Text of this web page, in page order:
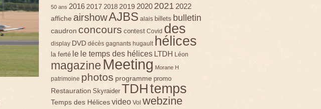
50 ans 2016 2017 2018 2019 2020 2021 2022
affiche airshowAJBS alais billets bulletin
caudron concours contest Covid des
display DVD décès gagnants hugault hélices
la ferté le le temps des hélices LTDH Léon
magazine Meeting Morane H
patrimoine photos programme promo
Restauration Skyraider TDHtemps
Temps des Hélicesvideo Vol webzine